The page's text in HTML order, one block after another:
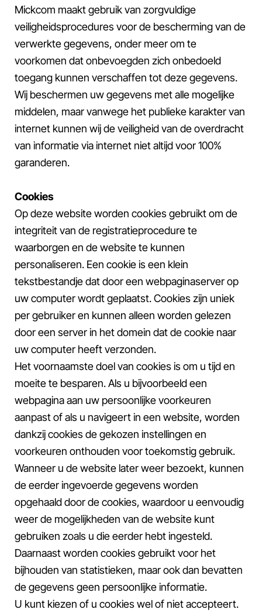
Mickcom maakt gebruik van zorgvuldige
veiligheidsprocedures voor de bescherming van de
verwerkte gegevens, onder meer om te
voorkomen dat onbevoegden zich onbedoeld
toegang kunnen verschaffen tot deze gegevens.
Wij beschermen uw gegevens met alle mogelijke
middelen, maar vanwege het publieke karakter van
internet kunnen wij de veiligheid van de overdracht
van informatie via internet niet altijd voor 100%
garanderen.
Cookies
Op deze website worden cookies gebruikt om de
integriteit van de registratieprocedure te
waarborgen en de website te kunnen
personaliseren. Een cookie is een klein
tekstbestandje dat door een webpaginaserver op
uw computer wordt geplaatst. Cookies zijn uniek
per gebruiker en kunnen alleen worden gelezen
door een server in het domein dat de cookie naar
uw computer heeft verzonden.
Het voornaamste doel van cookies is om u tijd en
moeite te besparen. Als u bijvoorbeeld een
webpagina aan uw persoonlijke voorkeuren
aanpast of als u navigeert in een website, worden
dankzij cookies de gekozen instellingen en
voorkeuren onthouden voor toekomstig gebruik.
Wanneer u de website later weer bezoekt, kunnen
de eerder ingevoerde gegevens worden
opgehaald door de cookies, waardoor u eenvoudig
weer de mogelijkheden van de website kunt
gebruiken zoals u die eerder hebt ingesteld.
Daarnaast worden cookies gebruikt voor het
bijhouden van statistieken, maar ook dan bevatten
de gegevens geen persoonlijke informatie.
U kunt kiezen of u cookies wel of niet accepteert.